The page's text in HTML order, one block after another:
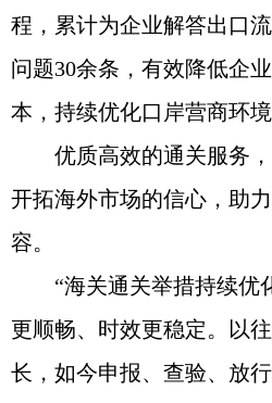
程，累计为企业解答出口
问题30余条，有效降低企
本，持续优化口岸营商环境
优质高效的通关服务
开拓海外市场的信心，助
容。
“海关通关举措持续优
更顺畅、时效更稳定。以
长，如今申报、查验、放